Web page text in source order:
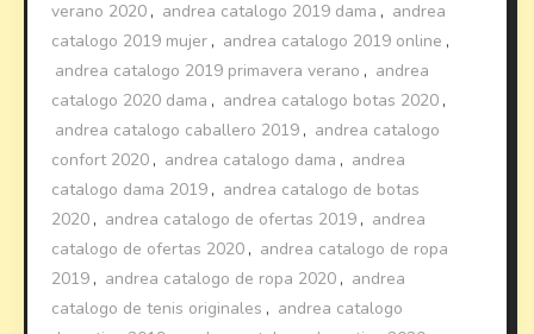
verano 2020 , andrea catalogo 2019 dama , andrea
catalogo 2019 mujer , andrea catalogo 2019 online ,
andrea catalogo 2019 primavera verano , andrea
catalogo 2020 dama , andrea catalogo botas 2020 ,
andrea catalogo caballero 2019 , andrea catalogo
confort 2020 , andrea catalogo dama , andrea
catalogo dama 2019 , andrea catalogo de botas
2020 , andrea catalogo de ofertas 2019 , andrea
catalogo de ofertas 2020 , andrea catalogo de ropa
2019 , andrea catalogo de ropa 2020 , andrea
catalogo de tenis originales , andrea catalogo